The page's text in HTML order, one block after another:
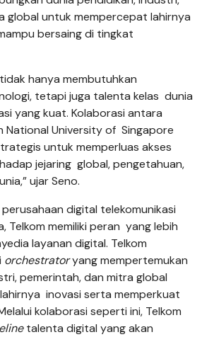
global untuk mempercepat lahirnya
bersaing di tingkat
hanya membutuhkan
tetapi juga talenta kelas dunia
yang kuat. Kolaborasi antara
National University of Singapore
untuk memperluas akses
jejaring global, pengetahuan,
ujar Seno.
digital telekomunikasi
Telkom memiliki peran yang lebih
layanan digital. Telkom
orchestratoryang mempertemukan
pemerintah, dan mitra global
inovasi serta memperkuat
kolaborasi seperti ini, Telkom
talenta digital yang akan